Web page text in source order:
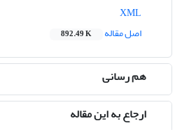
اصل مقاله
892.49 K
هم رسانی
ارجاع به این مقاله